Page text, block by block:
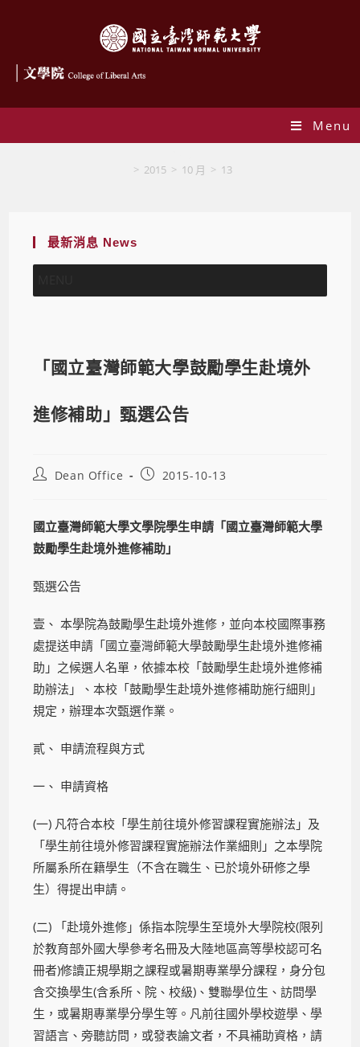
Menu
> 2015 > 10 月 > 13
最新消息 News
「國立臺灣師範大學鼓勵學生赴境外
進修補助」甄選公告
Dean Office 2015-10-13
國立臺灣師範大學文學院學生申請「國立臺灣師範大學
鼓勵學生赴境外進修補助」
甄選公告
壹、 本學院為鼓勵學生赴境外進修，並向本校國際事務
處提送申請「國立臺灣師範大學鼓勵學生赴境外進修補
助」之候選人名單，依據本校「鼓勵學生赴境外進修補
助辦法」、本校「鼓勵學生赴境外進修補助施行細則」
規定，辦理本次甄選作業。
貳、 申請流程與方式
一、 申請資格
(一) 凡符合本校「學生前往境外修習課程實施辦法」及
「學生前往境外修習課程實施辦法作業細則」之本學院
所屬系所在籍學生（不含在職生、已於境外研修之學
生）得提出申請。
(二) 「赴境外進修」係指本院學生至境外大學院校(限列
於教育部外國大學參考名冊及大陸地區高等學校認可名
冊者)修讀正規學期之課程或暑期專業學分課程，身分包
含交換學生(含系所、院、校級)、雙聯學位生、訪問學
生，或暑期專業學分學生等。凡前往國外學校遊學、學
習語言、旁聽訪問，或發表論文者，不具補助資格，請